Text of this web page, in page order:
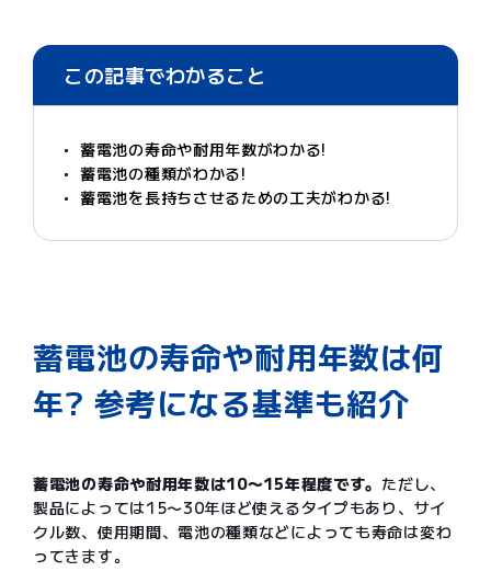
この記事でわかること
蓄電池の寿命や耐用年数がわかる!
蓄電池の種類がわかる!
蓄電池を長持ちさせるための工夫がわかる!
蓄電池の寿命や耐用年数は何
年? 参考になる基準も紹介
蓄電池の寿命や耐用年数は10〜15年程度です。 ただし、
製品によっては15〜30年ほど使えるタイプもあり、サイ
クル数、使用期間、電池の種類などによっても寿命は変わ
ってきます。